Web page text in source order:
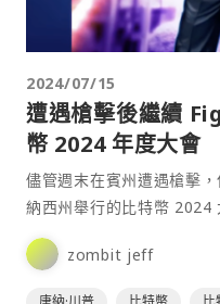
2024/07/15
遭遇槍擊後繼續
幣 2024 年度大會
儘管週末在賓州遭遇槍擊
納西州舉行的比特幣 2024
一的 Bitcoin Magazine
露，他已與川普的競選團
普的精神狀態⋯
zombit jeff